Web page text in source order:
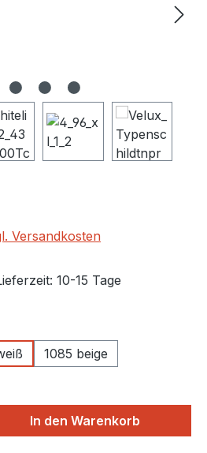
Versandkosten
10-15 Tage
1085 beige
Gib den
In den Warenkorb